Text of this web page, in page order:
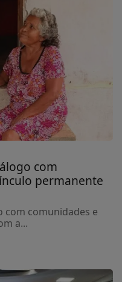
com
permanente
comunidades e
a...